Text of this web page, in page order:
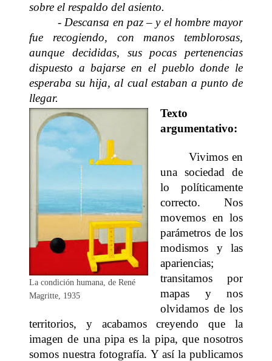
sobre el respaldo del asiento.
- Descansa en paz – y el hombre mayor
fue recogiendo, con manos temblorosas,
aunque decididas, sus pocas pertenencias
dispuesto a bajarse en el pueblo donde le
esperaba su hija, al cual estaban a punto de
llegar.
La condición humana, de René
Magritte, 1935
Texto
argumentativo:
Vivimos en
una sociedad de
lo políticamente
correcto. Nos
movemos en los
parámetros de los
modismos y las
apariencias;
transitamos por
mapas y nos
olvidamos de los
territorios, y acabamos creyendo que la
imagen de una pipa es la pipa, que nosotros
somos nuestra fotografía. Y así la publicamos